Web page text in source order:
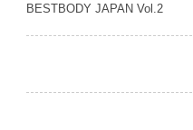
BESTBODY JAPAN Vol.2